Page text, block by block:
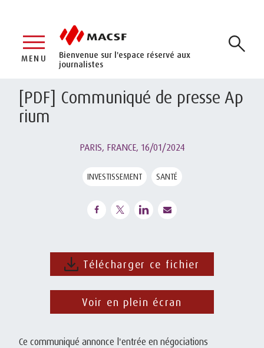
Bienvenue sur l'espace réservé aux
journalistes
MENU
[PDF] Communiqué de presse Ap
rium
PARIS, FRANCE, 16/01/2024
INVESTISSEMENT SANTÉ
Télécharger ce fichier
Voir en plein écran
Ce communiqué annonce l'entrée en négociations